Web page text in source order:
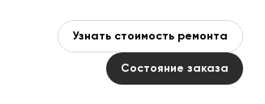
Узнать стоимость ремонта
Состояние заказа